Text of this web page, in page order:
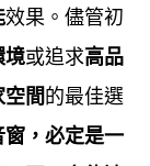
全程服務，價
。鋁門窗擁
，致力實現
效果。儘管初
境或追求高品
間的最佳選
，必定是一